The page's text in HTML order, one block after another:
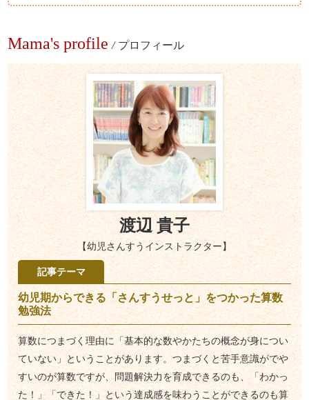
Mama's profile / プロフィール
渡辺 貴子
【幼児さんすうインストラクター】
記事テーマ
幼児期からできる「さんすうせっと」をつかった算数
勉強法
算数につまづく理由に「基本的な数やかたちの概念が身につい
ていない」ということがあります。つまづくと苦手意識がでや
すいのが算数ですが、問題解決力を育成できるのも、「わかっ
た！」「できた！」という達成感を味わうことができるのも算